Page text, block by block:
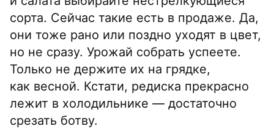
сорта. Сейчас такие есть в продаже. Да,
они тоже рано или поздно уходят в цвет,
но не сразу. Урожай собрать успеете.
Только не держите их на грядке,
как весной. Кстати, редиска прекрасно
лежит в холодильнике — достаточно
срезать ботву.